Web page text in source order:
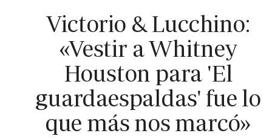
Victorio & Lucchino:
«Vestir a Whitney
Houston para 'El
guardaespaldas' fue lo
que más nos marcó»